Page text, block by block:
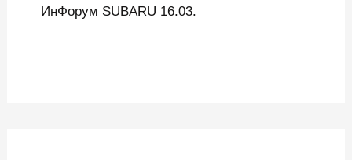
ИнФорум SUBARU 16.03.